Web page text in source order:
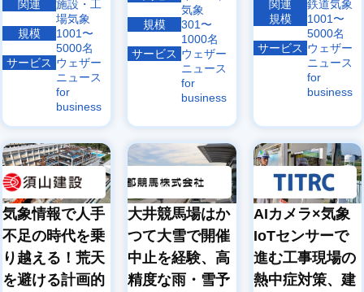
関連
施設・工
場気象
規模
1001〜
5000名
サービス ウェザー
ニュース
for
business
気象
規模
301〜
1000名
サービス ウェザー
ニュース
for
business
関連
鉄道気象
規模
1001〜
5000名
サービス ウェザー
ニュース
for
business
気象情報で人手
不足の時代を乗
り越える！荒天
を避ける計画的
大井競馬場はか
つて大雪で開催
中止を経験、高
精度な雨・雪予
AIカメラ×気象
IoTセンサーで
進む工事現場の
熱中症対策、建